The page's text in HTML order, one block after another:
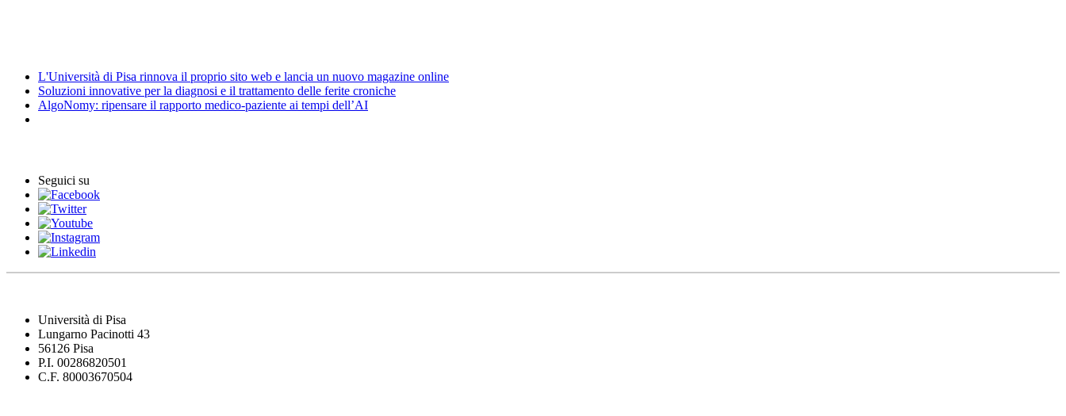
L'Università di Pisa rinnova il proprio sito web e lancia un nuovo magazine online
Soluzioni innovative per la diagnosi e il trattamento delle ferite croniche
AlgoNomy: ripensare il rapporto medico-paziente ai tempi dell’AI
Seguici su
Università di Pisa
Lungarno Pacinotti 43
56126 Pisa
P.I. 00286820501
C.F. 80003670504